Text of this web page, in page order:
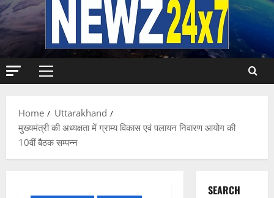
Primary
Home
Uttarakhand
मुख्यमंत्री की अध्यक्षता में ग्राम्य विकास एवं पलायन निवारण आयोग की
10वीं बैठक सम्पन्न
SEARCH